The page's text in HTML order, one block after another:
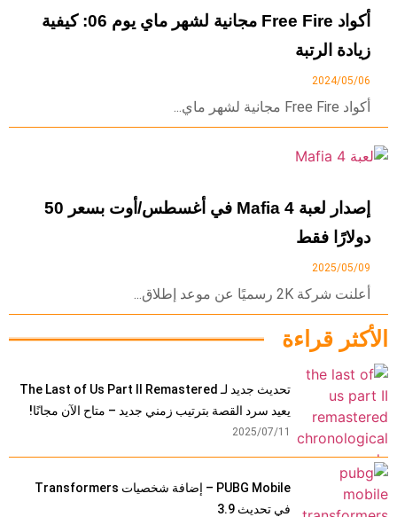
الأكثر قراءة
تحديث جديد لـ The Last of Us Part II Remastered
يعيد سرد القصة بترتيب زمني جديد – متاح الآن مجانًا!
2025/07/11
PUBG Mobile – إضافة شخصيات Transformers
في تحديث 3.9
أكواد Free Fire مجانية لشهر ماي يوم 06: كيفية
زيادة الرتبة
2024/05/06
أكواد Free Fire مجانية لشهر ماي...
إصدار لعبة Mafia 4 في أغسطس/أوت بسعر 50
دولارًا فقط
2025/05/09
أعلنت شركة 2K رسميًا عن موعد إطلاق...